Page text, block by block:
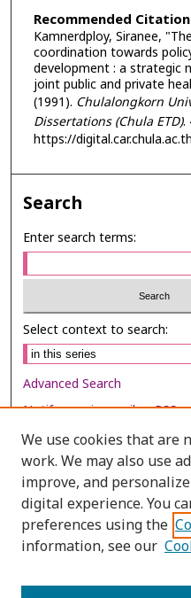
Recommended Citation
Kamnerdploy, Siranee,
coordination towards
development : a strategic
joint public and private
(1991). Chulalongkorn
Dissertations (Chula ETD).
https://
Search
Enter search terms:
Select context to search:
Advanced Search
Notify me via email orRSS
Browse
Collections
Disciplines
Authors
We use cookies that are
work. We may also use
improve, and
digital experience. You
preferences using the
information, see our